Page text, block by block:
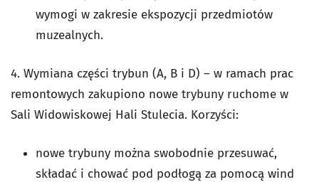
wymogi w zakresie ekspozycji przedmiotów
muzealnych.
4. Wymiana części trybun (A, B i D) – w ramach prac
remontowych zakupiono nowe trybuny ruchome w
Sali Widowiskowej Hali Stulecia. Korzyści:
nowe trybuny można swobodnie przesuwać,
składać i chować pod podłogą za pomocą wind